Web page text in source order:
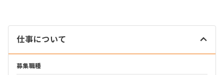
仕事について
募集職種